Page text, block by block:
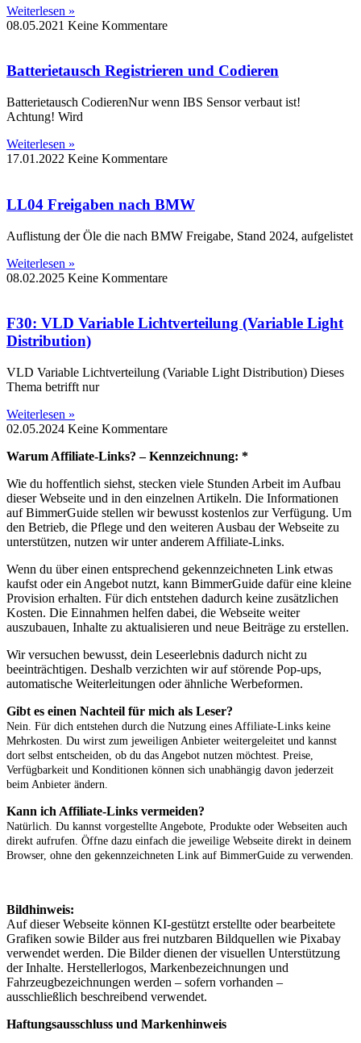
Weiterlesen »
08.05.2021 Keine Kommentare
Batterietausch Registrieren und Codieren
Batterietausch CodierenNur wenn IBS Sensor verbaut ist!
Achtung! Wird
Weiterlesen »
17.01.2022 Keine Kommentare
LL04 Freigaben nach BMW
Auflistung der Öle die nach BMW Freigabe, Stand 2024, aufgelistet
Weiterlesen »
08.02.2025 Keine Kommentare
F30: VLD Variable Lichtverteilung (Variable Light
Distribution)
VLD Variable Lichtverteilung (Variable Light Distribution) Dieses
Thema betrifft nur
Weiterlesen »
02.05.2024 Keine Kommentare
Warum Affiliate-Links? – Kennzeichnung: *
Wie du hoffentlich siehst, stecken viele Stunden Arbeit im Aufbau
dieser Webseite und in den einzelnen Artikeln. Die Informationen
auf BimmerGuide stellen wir bewusst kostenlos zur Verfügung. Um
den Betrieb, die Pflege und den weiteren Ausbau der Webseite zu
unterstützen, nutzen wir unter anderem Affiliate-Links.
Wenn du über einen entsprechend gekennzeichneten Link etwas
kaufst oder ein Angebot nutzt, kann BimmerGuide dafür eine kleine
Provision erhalten. Für dich entstehen dadurch keine zusätzlichen
Kosten. Die Einnahmen helfen dabei, die Webseite weiter
auszubauen, Inhalte zu aktualisieren und neue Beiträge zu erstellen.
Wir versuchen bewusst, dein Leseerlebnis dadurch nicht zu
beeinträchtigen. Deshalb verzichten wir auf störende Pop-ups,
automatische Weiterleitungen oder ähnliche Werbeformen.
Gibt es einen Nachteil für mich als Leser?
Nein. Für dich entstehen durch die Nutzung eines Affiliate-Links keine
Mehrkosten. Du wirst zum jeweiligen Anbieter weitergeleitet und kannst
dort selbst entscheiden, ob du das Angebot nutzen möchtest. Preise,
Verfügbarkeit und Konditionen können sich unabhängig davon jederzeit
beim Anbieter ändern.
Kann ich Affiliate-Links vermeiden?
Natürlich. Du kannst vorgestellte Angebote, Produkte oder Webseiten auch
direkt aufrufen. Öffne dazu einfach die jeweilige Webseite direkt in deinem
Browser, ohne den gekennzeichneten Link auf BimmerGuide zu verwenden.
Bildhinweis:
Auf dieser Webseite können KI-gestützt erstellte oder bearbeitete
Grafiken sowie Bilder aus frei nutzbaren Bildquellen wie Pixabay
verwendet werden. Die Bilder dienen der visuellen Unterstützung
der Inhalte. Herstellerlogos, Markenbezeichnungen und
Fahrzeugbezeichnungen werden – sofern vorhanden –
ausschließlich beschreibend verwendet.
Haftungsausschluss und Markenhinweis